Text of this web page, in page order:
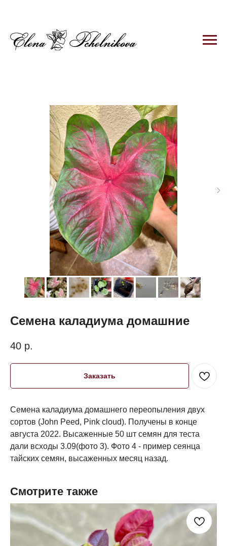
Семена каладиума домашние
40 р.
Заказать
Семена каладиума домашнего переопыления двух
сортов (John Peed, Pink cloud). Получены в конце
августа 2022. Высаженные 50 шт семян для теста
дали всходы 3.09(фото 3). Фото 4 - пример сеянца
тайских семян, высаженных месяц назад.
Смотрите также